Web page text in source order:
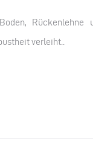
verleiht..